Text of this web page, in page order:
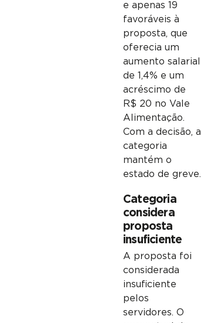
e apenas 19
favoráveis à
proposta, que
oferecia um
aumento salarial
de 1,4% e um
acréscimo de
R$ 20 no Vale
Alimentação.
Com a decisão, a
categoria
mantém o
estado de greve.
Categoria
considera
proposta
insuficiente
A proposta foi
considerada
insuficiente
pelos
servidores. O